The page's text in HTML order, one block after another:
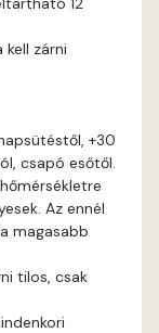
zárni
+30
csapó esőtől.
Az ennél
magasabb
tilos, csak